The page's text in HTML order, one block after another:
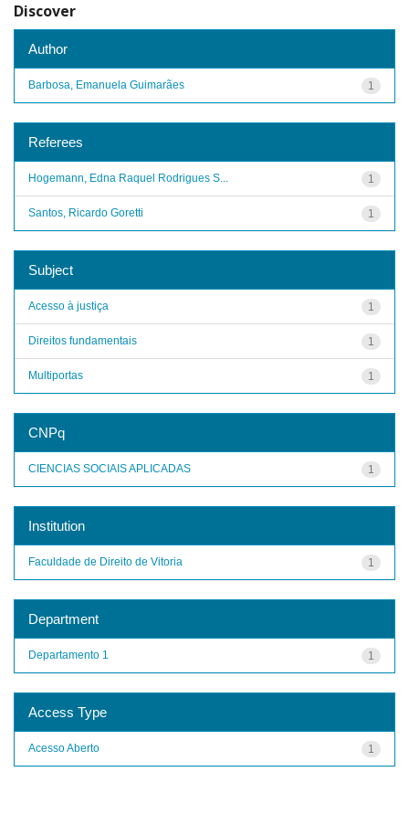
Discover
Author
1
Barbosa, Emanuela Guimarães
Referees
1
Hogemann, Edna Raquel Rodrigues S...
1
Santos, Ricardo Goretti
Subject
1
Acesso à justiça
1
Direitos fundamentais
1
Multiportas
CNPq
1
CIENCIAS SOCIAIS APLICADAS
Institution
1
Faculdade de Direito de Vitoria
Department
1
Departamento 1
Access Type
1
Acesso Aberto